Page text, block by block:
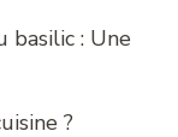
basilic : Une
?